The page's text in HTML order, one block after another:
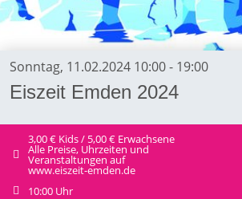
Sonntag, 11.02.2024 10:00 - 19:00
Eiszeit Emden 2024
3,00 € Kids / 5,00 € Erwachsene
Alle Preise, Uhrzeiten und
Veranstaltungen auf
www.eiszeit-emden.de
10:00 Uhr